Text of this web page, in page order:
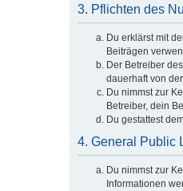
3. Pflichten des
Du erklärst mit
Beiträgen
Der Betreiber
dauerhaft von
Du nimmst zur
Betreiber, dein
Du gestattest
4. General Public
Du nimmst zur
Informationen